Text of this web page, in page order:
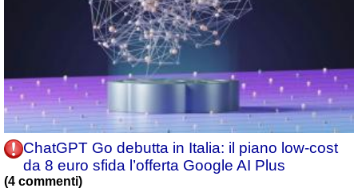
ChatGPT Go debutta in Italia: il piano low‑cost
da 8 euro sfida l’offerta Google AI Plus
(4 commenti)